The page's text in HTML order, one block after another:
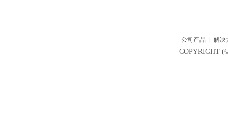
公司产品 解决
COPYRIGHT